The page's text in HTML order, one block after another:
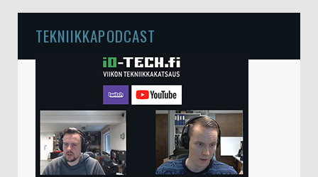
TEKNIIKKAPODCAST